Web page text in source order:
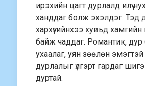
ирэхийн цагт дурлалд илүү
ханддаг болж эхэлдэг. Тэд
хархүүгийнхээ хувьд
байж чаддаг. Романтик, дур
ухаалаг, уян зөөлөн
дурлалыг үлгэрт гардаг
дуртай.